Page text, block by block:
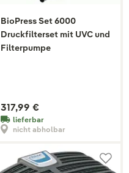
BioPress Set 6000
Druckfilterset mit UVC und
Filterpumpe
317,99 €
lieferbar
nicht abholbar